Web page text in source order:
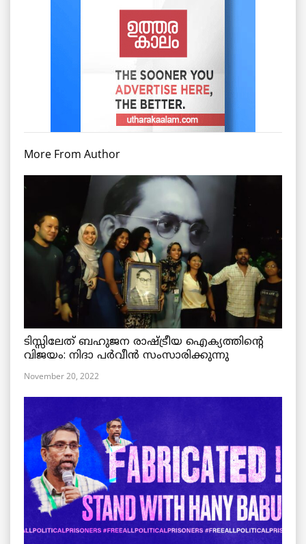
More From Author
ടിസ്സിലേത് ബഹുജന രാഷ്ട്രീയ ഐക്യത്തിന്റെ
വിജയം: നിദാ പർവീൻ സംസാരിക്കുന്നു
November 20, 2022